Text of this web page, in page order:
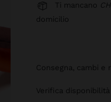
Ti mancano
domicilio
consegna, cambi e
verifica